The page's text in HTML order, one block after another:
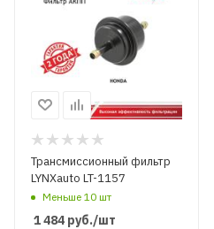
Трансмиссионный фильтр
LYNXauto LT-1157
Меньше 10 шт
1 484 руб./шт